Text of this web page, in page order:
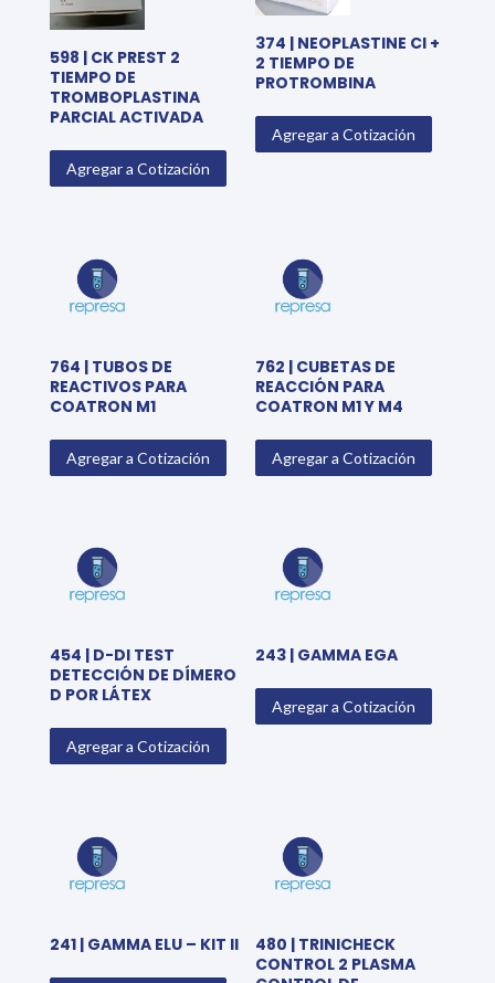
598 | CK PREST 2
TIEMPO DE
TROMBOPLASTINA
PARCIAL ACTIVADA
Agregar a Cotización
374 | NEOPLASTINE CI +
2 TIEMPO DE
PROTROMBINA
Agregar a Cotización
764 | TUBOS DE
REACTIVOS PARA
COATRON M1
Agregar a Cotización
762 | CUBETAS DE
REACCIÓN PARA
COATRON M1 Y M4
Agregar a Cotización
454 | D-DI TEST
DETECCIÓN DE DÍMERO
D POR LÁTEX
Agregar a Cotización
243 | GAMMA EGA
Agregar a Cotización
241 | GAMMA ELU – KIT II
480 | TRINICHECK
CONTROL 2 PLASMA